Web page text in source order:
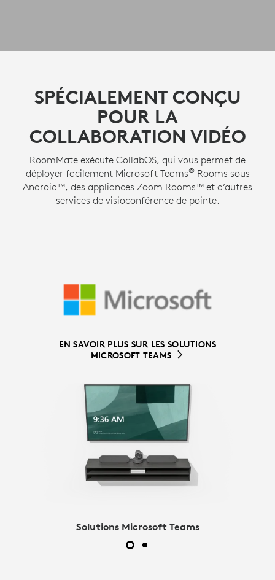
SPÉCIALEMENT CONÇU
POUR LA
COLLABORATION VIDÉO
RoomMate exécute CollabOS, qui vous permet de
déployer facilement Microsoft Teams®Rooms sous
Android™, des appliances Zoom Rooms™ et d’autres
services de visioconférence de pointe.
EN SAVOIR PLUS SUR LES SOLUTIONS
MICROSOFT TEAMS
EN SAVOIR PLUS SUR LES SOLUTIONS
ZOOM ROOMS
Solutions Microsoft Teams